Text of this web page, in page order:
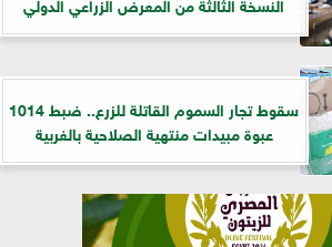
سقوط تجار السموم القاتلة للزرع.. ضبط 1014
عبوة مبيدات منتهية الصلاحية بالغربية